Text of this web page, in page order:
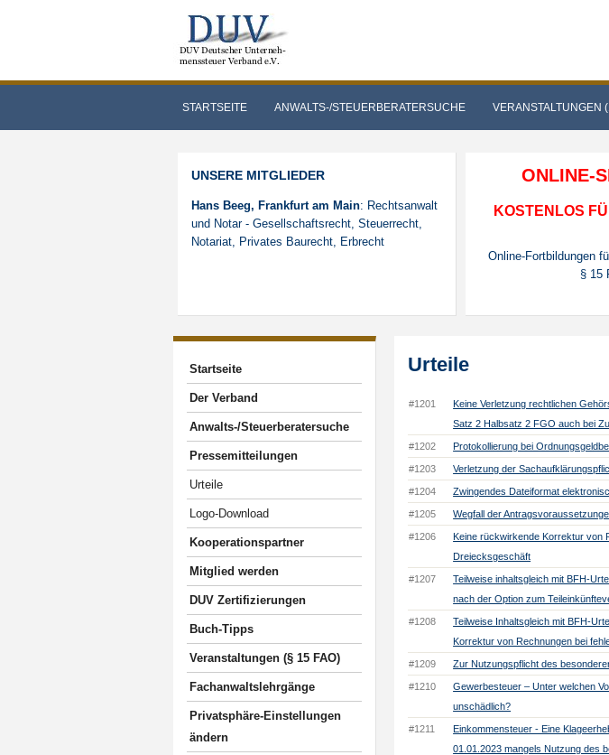
STARTSEITE ANWALTS-/STEUERBERATERSUCHE VERANSTALTUNGEN
UNSERE MITGLIEDER
Hans Beeg, Frankfurt am Main: Rechtsanwalt
und Notar - Gesellschaftsrecht, Steuerrecht,
Notariat, Privates Baurecht, Erbrecht
ONLINE-
KOSTENLOS
Online-Fortbildungen
§ 15
Startseite
Der Verband
Anwalts-/Steuerberatersuche
Pressemitteilungen
Urteile
Logo-Download
Kooperationspartner
Mitglied werden
DUV Zertifizierungen
Buch-Tipps
Veranstaltungen (§ 15 FAO)
Fachanwaltslehrgänge
Privatsphäre-Einstellungen
ändern
Urteile
#1201
Keine Verletzung rechtlichen
Satz 2 Halbsatz 2 FGO auch bei
#1202 Protokollierung bei
#1203 Verletzung der
#1204 Zwingendes Dateiformat
#1205 Wegfall der
#1206
Keine rückwirkende Korrektur von
Dreiecksgeschäft
#1207
Teilweise inhaltsgleich mit BFH-
nach der Option zum
#1208
Teilweise Inhaltsgleich mit BFH-
Korrektur von Rechnungen bei
#1209 Zur Nutzungspflicht des
#1210
Gewerbesteuer – Unter welchen
unschädlich?
#1211
Einkommensteuer - Eine
01.01.2023 mangels Nutzung des